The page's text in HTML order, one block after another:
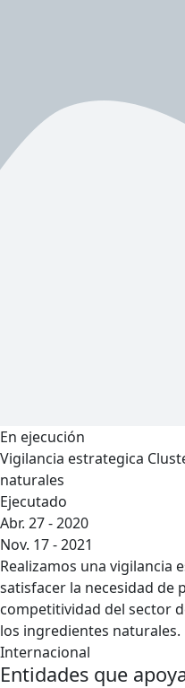
En ejecución
Vigilancia estrategica
naturales
Ejecutado
Abr. 27 - 2020
Nov. 17 - 2021
Realizamos una vigilancia
satisfacer la necesidad de
competitividad del sector
los ingredientes naturales.
Internacional
Entidades que